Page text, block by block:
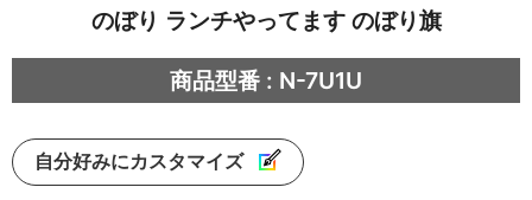
のぼり ランチやってます のぼり旗
商品型番 : N-7U1U
自分好みにカスタマイズ